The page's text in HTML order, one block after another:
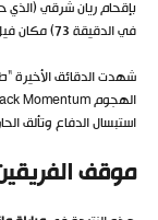
في الدقيقة 73) مكان فيل فودين، كما دخل ماتيوس نونيز بدلاً من ريكو لويس.
شهدت الدقائق
استبسال الدفاع وتألق
موقف